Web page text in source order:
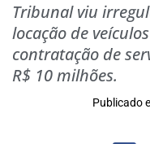
Tribunal viu
locação de
contratação de
R$ 10 milhões.
Publicado